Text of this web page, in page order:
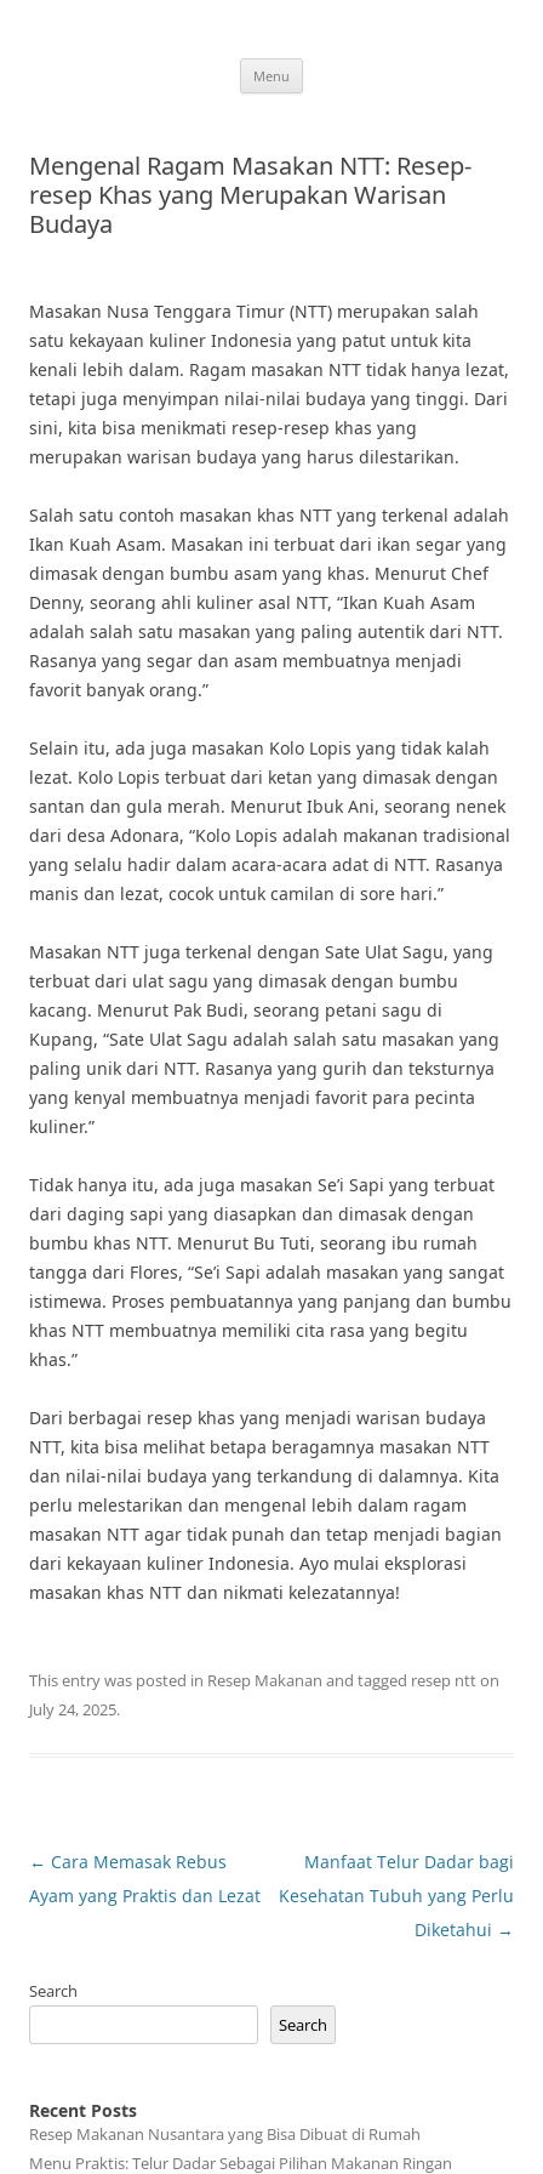
Menu
Mengenal Ragam Masakan NTT: Resep-
resep Khas yang Merupakan Warisan
Budaya
Masakan Nusa Tenggara Timur (NTT) merupakan salah
satu kekayaan kuliner Indonesia yang patut untuk kita
kenali lebih dalam. Ragam masakan NTT tidak hanya lezat,
tetapi juga menyimpan nilai-nilai budaya yang tinggi. Dari
sini, kita bisa menikmati resep-resep khas yang
merupakan warisan budaya yang harus dilestarikan.
Salah satu contoh masakan khas NTT yang terkenal adalah
Ikan Kuah Asam. Masakan ini terbuat dari ikan segar yang
dimasak dengan bumbu asam yang khas. Menurut Chef
Denny, seorang ahli kuliner asal NTT, “Ikan Kuah Asam
adalah salah satu masakan yang paling autentik dari NTT.
Rasanya yang segar dan asam membuatnya menjadi
favorit banyak orang.”
Selain itu, ada juga masakan Kolo Lopis yang tidak kalah
lezat. Kolo Lopis terbuat dari ketan yang dimasak dengan
santan dan gula merah. Menurut Ibuk Ani, seorang nenek
dari desa Adonara, “Kolo Lopis adalah makanan tradisional
yang selalu hadir dalam acara-acara adat di NTT. Rasanya
manis dan lezat, cocok untuk camilan di sore hari.”
Masakan NTT juga terkenal dengan Sate Ulat Sagu, yang
terbuat dari ulat sagu yang dimasak dengan bumbu
kacang. Menurut Pak Budi, seorang petani sagu di
Kupang, “Sate Ulat Sagu adalah salah satu masakan yang
paling unik dari NTT. Rasanya yang gurih dan teksturnya
yang kenyal membuatnya menjadi favorit para pecinta
kuliner.”
Tidak hanya itu, ada juga masakan Se’i Sapi yang terbuat
dari daging sapi yang diasapkan dan dimasak dengan
bumbu khas NTT. Menurut Bu Tuti, seorang ibu rumah
tangga dari Flores, “Se’i Sapi adalah masakan yang sangat
istimewa. Proses pembuatannya yang panjang dan bumbu
khas NTT membuatnya memiliki cita rasa yang begitu
khas.”
Dari berbagai resep khas yang menjadi warisan budaya
NTT, kita bisa melihat betapa beragamnya masakan NTT
dan nilai-nilai budaya yang terkandung di dalamnya. Kita
perlu melestarikan dan mengenal lebih dalam ragam
masakan NTT agar tidak punah dan tetap menjadi bagian
dari kekayaan kuliner Indonesia. Ayo mulai eksplorasi
masakan khas NTT dan nikmati kelezatannya!
This entry was posted in Resep Makanan and tagged resep ntton
July 24, 2025.
Post
navigation
← Cara Memasak Rebus
Ayam yang Praktis dan Lezat
Manfaat Telur Dadar bagi
Kesehatan Tubuh yang Perlu
Diketahui →
Search
Search
Recent Posts
Resep Makanan Nusantara yang Bisa Dibuat di Rumah
Menu Praktis: Telur Dadar Sebagai Pilihan Makanan Ringan